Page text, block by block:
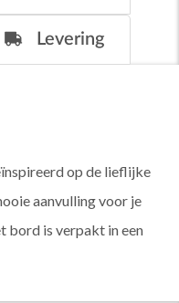
Levering
op de lieflijke
aanvulling voor je
bord is verpakt in een